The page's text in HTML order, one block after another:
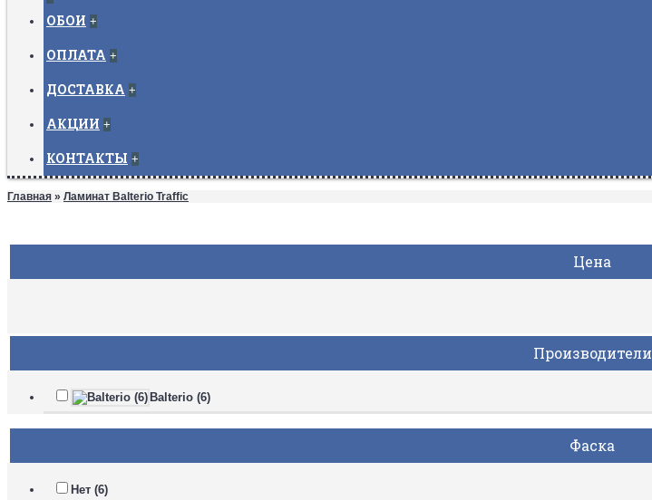
ОБОИ +
ОПЛАТА +
ДОСТАВКА +
АКЦИИ +
КОНТАКТЫ +
Главная » Ламинат Balterio Traffic
Цена
Производители
Balterio (6)
Фаска
Нет (6)